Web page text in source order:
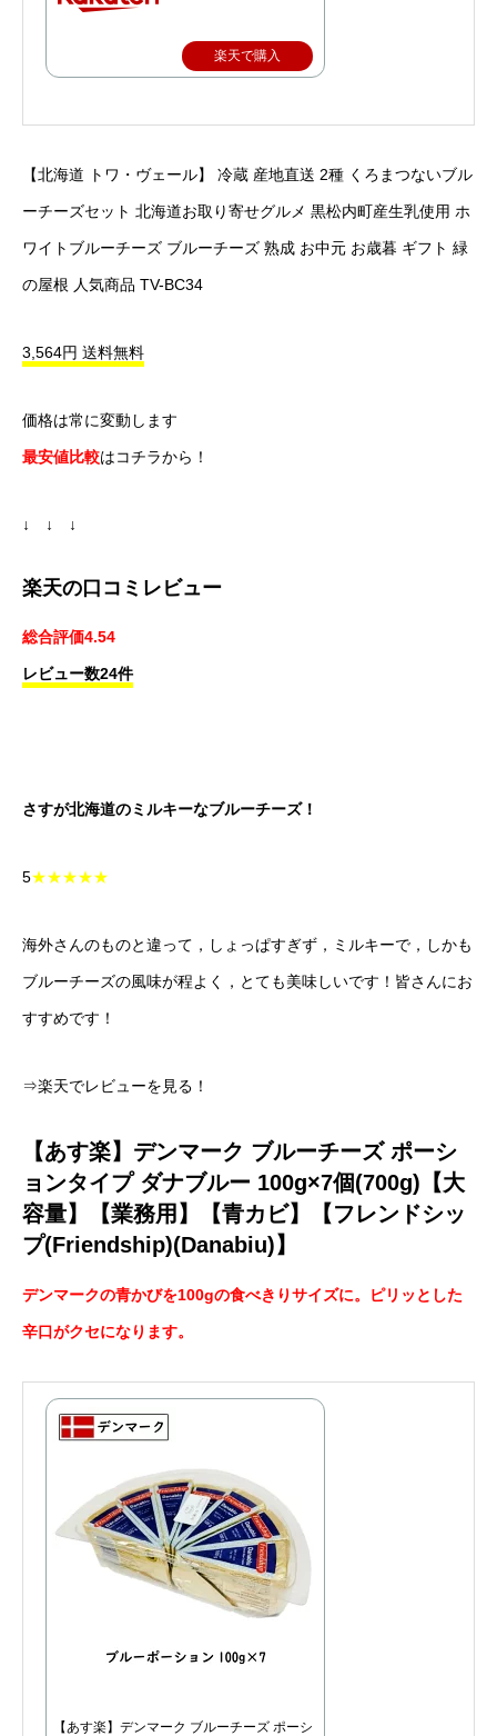
楽天で購入
【北海道 トワ・ヴェール】 冷蔵 産地直送 2種 くろまつないブル
ーチーズセット 北海道お取り寄せグルメ 黒松内町産生乳使用 ホ
ワイトブルーチーズ ブルーチーズ 熟成 お中元 お歳暮 ギフト 緑
の屋根 人気商品 TV-BC34
3,564円 送料無料
価格は常に変動します
最安値比較はコチラから！
↓ ↓ ↓
楽天の口コミレビュー
総合評価4.54
レビュー数24件
さすが北海道のミルキーなブルーチーズ！
5★★★★★
海外さんのものと違って，しょっぱすぎず，ミルキーで，しかも
ブルーチーズの風味が程よく，とても美味しいです！皆さんにお
すすめです！
⇒楽天でレビューを見る！
【あす楽】デンマーク ブルーチーズ ポーシ
ョンタイプ ダナブルー 100g×7個(700g)【大
容量】【業務用】【青カビ】【フレンドシッ
プ(Friendship)(Danabiu)】
デンマークの青かびを100gの食べきりサイズに。ピリッとした
辛口がクセになります。
【あす楽】デンマーク ブルーチーズ ポーシ